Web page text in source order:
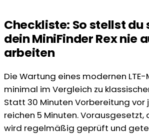
Checkliste: So stellst du
dein MiniFinder Rex nie
arbeiten
Die Wartung eines modernen LTE-
minimal im Vergleich zu
Statt 30 Minuten Vorbereitung
reichen 5 Minuten. Vorausgesetzt,
wird regelmäßig geprüft und